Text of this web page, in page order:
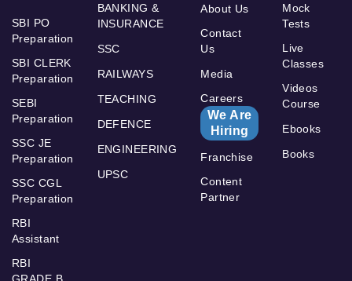
SBI PO
Preparation
SBI CLERK
Preparation
SEBI
Preparation
SSC JE
Preparation
SSC CGL
Preparation
RBI
Assistant
RBI
GRADE B
BANKING &
INSURANCE
SSC
RAILWAYS
TEACHING
DEFENCE
ENGINEERING
UPSC
About Us
Contact
Us
Media
Careers
We Are
Hiring
Franchise
Content
Partner
Mock
Tests
Live
Classes
Videos
Course
Ebooks
Books